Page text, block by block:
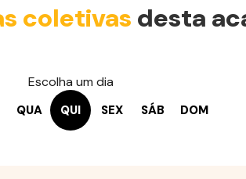
coletivas desta
Escolha um dia
QUA QUI SEX SÁB DOM